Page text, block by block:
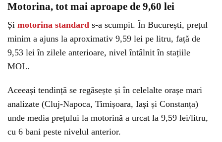
Motorina, tot mai aproape de 9,60 lei
Și motorina standard s-a scumpit. În București, prețul
minim a ajuns la aproximativ 9,59 lei pe litru, față de
9,53 lei în zilele anterioare, nivel întâlnit în stațiile
MOL.
Aceeași tendință se regăsește și în celelalte orașe mari
analizate (Cluj-Napoca, Timișoara, Iași și Constanța)
unde media prețului la motorină a urcat la 9,59 lei/litru,
cu 6 bani peste nivelul anterior.